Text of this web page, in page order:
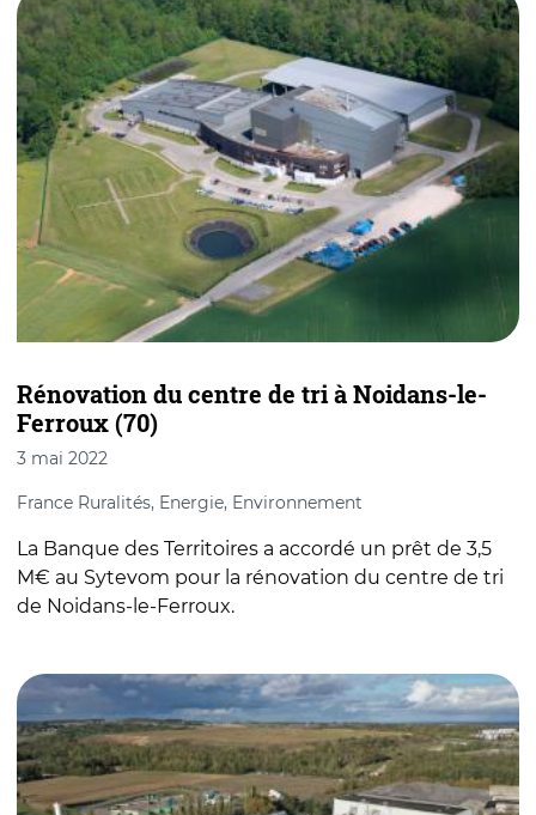
Rénovation du centre de tri à Noidans-le-
Ferroux (70)
3 mai 2022
France Ruralités, Energie, Environnement
La Banque des Territoires a accordé un prêt de 3,5
M€ au Sytevom pour la rénovation du centre de tri
de Noidans-le-Ferroux.